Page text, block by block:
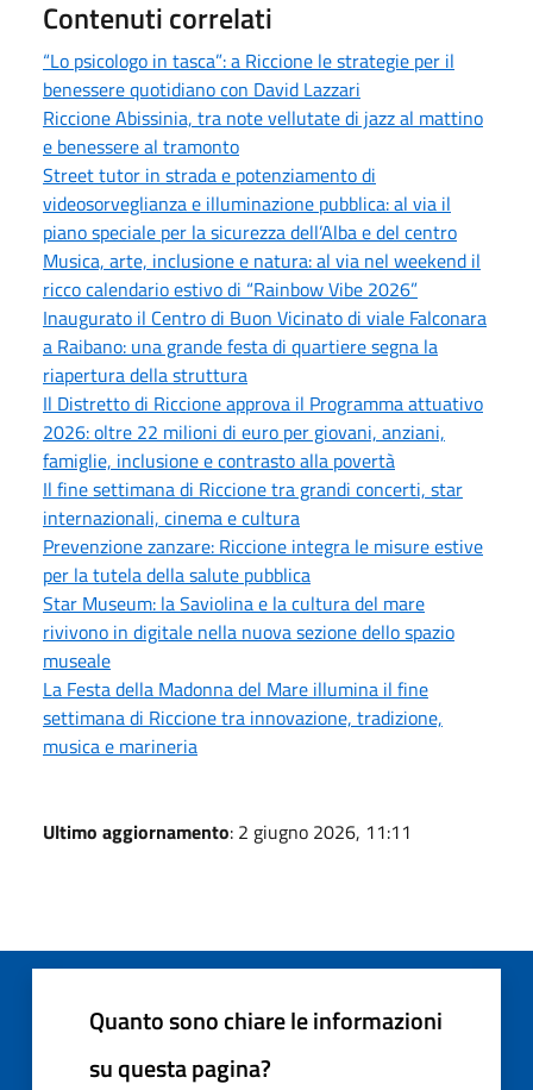
Contenuti correlati
“Lo psicologo in tasca”: a Riccione le strategie per il
benessere quotidiano con David Lazzari
Riccione Abissinia, tra note vellutate di jazz al mattino
e benessere al tramonto
Street tutor in strada e potenziamento di
videosorveglianza e illuminazione pubblica: al via il
piano speciale per la sicurezza dell’Alba e del centro
Musica, arte, inclusione e natura: al via nel weekend il
ricco calendario estivo di “Rainbow Vibe 2026”
Inaugurato il Centro di Buon Vicinato di viale Falconara
a Raibano: una grande festa di quartiere segna la
riapertura della struttura
Il Distretto di Riccione approva il Programma attuativo
2026: oltre 22 milioni di euro per giovani, anziani,
famiglie, inclusione e contrasto alla povertà
Il fine settimana di Riccione tra grandi concerti, star
internazionali, cinema e cultura
Prevenzione zanzare: Riccione integra le misure estive
per la tutela della salute pubblica
Star Museum: la Saviolina e la cultura del mare
rivivono in digitale nella nuova sezione dello spazio
museale
La Festa della Madonna del Mare illumina il fine
settimana di Riccione tra innovazione, tradizione,
musica e marineria
Ultimo aggiornamento: 2 giugno 2026, 11:11
Quanto sono chiare le informazioni
su questa pagina?